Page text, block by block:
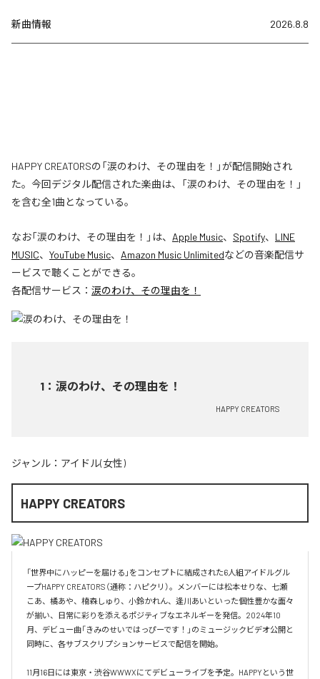
新曲情報 2026.8.8
HAPPY CREATORSの「涙のわけ、その理由を！」が配信開始され
た。今回デジタル配信された楽曲は、「涙のわけ、その理由を！」
を含む全1曲となっている。
なお「涙のわけ、その理由を！ 」は、 Apple Music、 Spotify、 LINE
MUSIC、 YouTube Music、 Amazon Music Unlimitedなどの音楽配信サ
ービスで聴くことができる。
各配信サービス： 涙のわけ、その理由を！
1 ： 涙のわけ、その理由を！
HAPPY CREATORS
ジャンル： アイドル(女性)
HAPPY CREATORS
「世界中にハッピーを届ける」をコンセプトに結成された6人組アイドルグル
ープHAPPY CREATORS（通称：ハピクリ）。メンバーには松本せりな、七瀬
こあ、橘あや、楠森しゅり、小鈴かれん、逢川あいといった個性豊かな面々
が揃い、日常に彩りを添えるポジティブなエネルギーを発信。2024年10
月、デビュー曲「きみのせいではっぴーです！」のミュージックビデオ公開と
同時に、各サブスクリプションサービスで配信を開始。
11月16日には東京・渋谷WWWXにてデビューライブを予定。HAPPYという世